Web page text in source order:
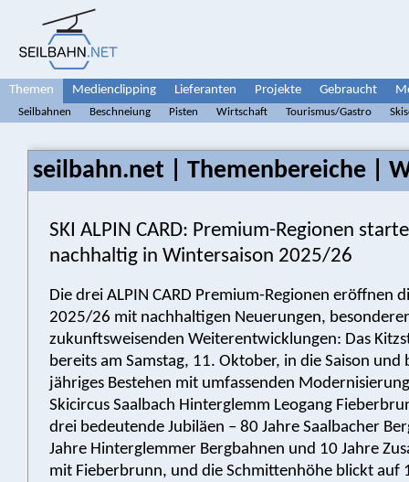
Themen Medienclipping Lieferanten Projekte Gebraucht
Seilbahnen Beschneiung Pisten Wirtschaft Tourismus/Gastro
seilbahn.net | Themenbereiche |
SKI ALPIN CARD: Premium-Regionen
nachhaltig in Wintersaison 2025/26
Die drei ALPIN CARD Premium-Regionen eröffnen
2025/26 mit nachhaltigen Neuerungen,
zukunftsweisenden Weiterentwicklungen: Das
bereits am Samstag, 11. Oktober, in die Saison und
jähriges Bestehen mit umfassenden
Skicircus Saalbach Hinterglemm Leogang
drei bedeutende Jubiläen – 80 Jahre Saalbacher
Jahre Hinterglemmer Bergbahnen und 10 Jahre
mit Fieberbrunn, und die Schmittenhöhe blickt auf